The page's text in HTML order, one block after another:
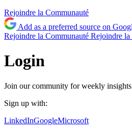
Rejoindre la Communauté
Add as a preferred source on
Rejoindre la Communauté Rejoindre la
Login
Join our community for weekly
Sign up with:
LinkedInGoogleMicrosoft